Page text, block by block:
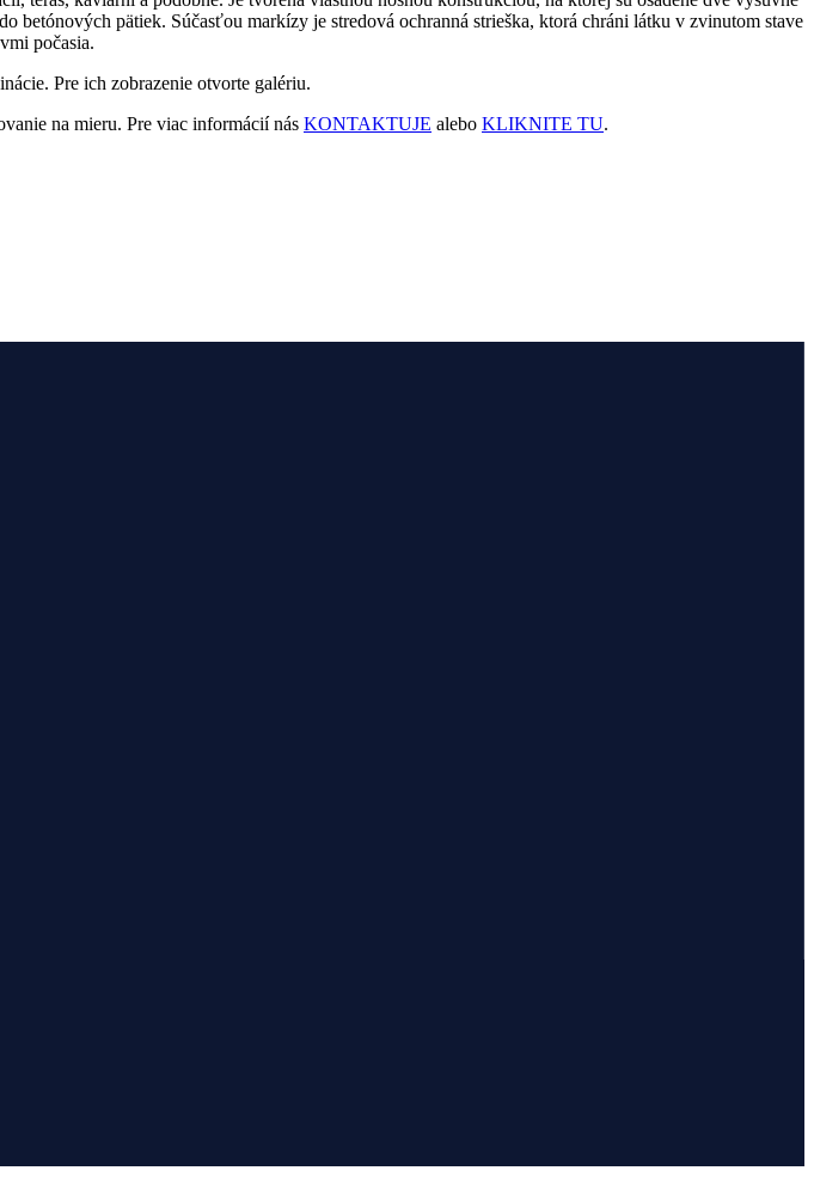
betónových pätiek. Súčasťou markízy je stredová ochranná strieška, ktorá chráni látku v zvinutom stave
počasia.
Pre ich zobrazenie otvorte galériu.
na mieru. Pre viac informácií nás KONTAKTUJE alebo KLIKNITE TU.